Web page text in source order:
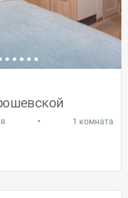
• 1 комната